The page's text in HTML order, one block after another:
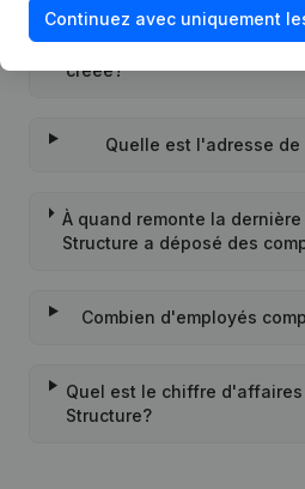
Quand la société Umb
créée?
Quelle est l'adresse de
À quand remonte la
Structure a déposé des
Combien d'employés
Quel est le chiffre d'affaires
Structure?
Continuez avec uniquement